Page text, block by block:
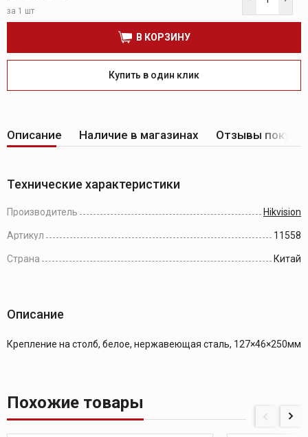
за 1 шт
В КОРЗИНУ
Купить в один клик
Описание Наличие в магазинах Отзывы
Технические характеристики
Производитель Hikvision
Артикул 11558
Страна Китай
Описание
Крепление на столб, белое, нержавеющая сталь, 127×46×250мм
Похожие товары